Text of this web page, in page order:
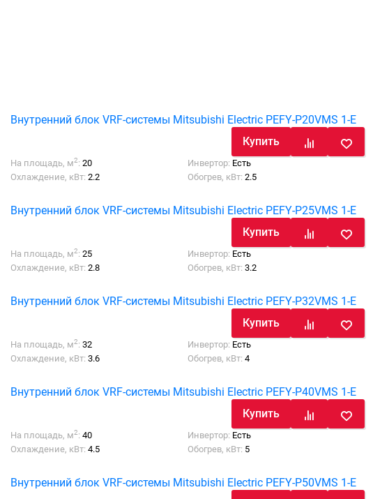
Внутренний блок VRF-системы Mitsubishi Electric PEFY-P20VMS 1-E
Купить
На площадь, м2: 20 Инвертор: Есть
Охлаждение, кВт: 2.2 Обогрев, кВт: 2.5
Внутренний блок VRF-системы Mitsubishi Electric PEFY-P25VMS 1-E
Купить
На площадь, м2: 25 Инвертор: Есть
Охлаждение, кВт: 2.8 Обогрев, кВт: 3.2
Внутренний блок VRF-системы Mitsubishi Electric PEFY-P32VMS 1-E
Купить
На площадь, м2: 32 Инвертор: Есть
Охлаждение, кВт: 3.6 Обогрев, кВт: 4
Внутренний блок VRF-системы Mitsubishi Electric PEFY-P40VMS 1-E
Купить
На площадь, м2: 40 Инвертор: Есть
Охлаждение, кВт: 4.5 Обогрев, кВт: 5
Внутренний блок VRF-системы Mitsubishi Electric PEFY-P50VMS 1-E